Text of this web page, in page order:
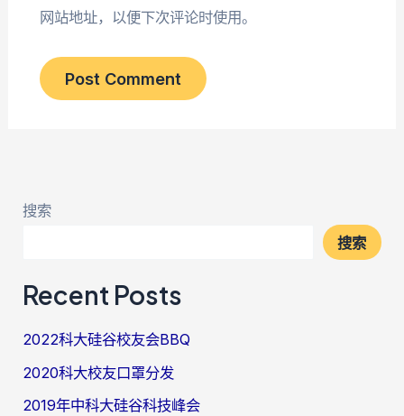
网站地址，以便下次评论时使用。
搜索
搜索
Recent Posts
2022科大硅谷校友会BBQ
2020科大校友口罩分发
2019年中科大硅谷科技峰会